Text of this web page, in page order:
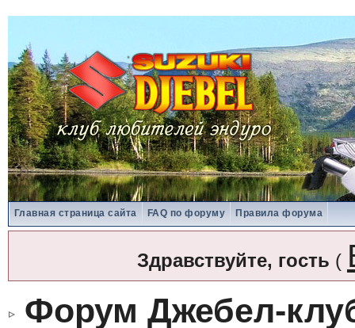
Главная страница сайта FAQ по форуму Правила форума
Здравствуйте, гость (
Форум Джебел-